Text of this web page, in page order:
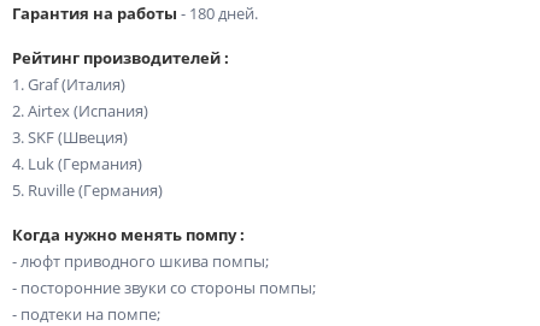
Гарантия на работы - 180 дней.
Рейтинг производителей :
1. Graf (Италия)
2. Airtex (Испания)
3. SKF (Швеция)
4. Luk (Германия)
5. Ruville (Германия)
Когда нужно менять помпу :
- люфт приводного шкива помпы;
- посторонние звуки со стороны помпы;
- подтеки на помпе;